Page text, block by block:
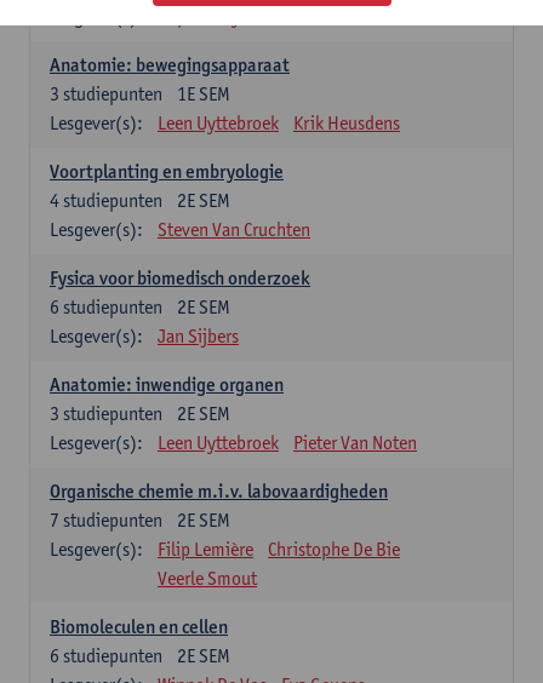
Anatomie: bewegingsapparaat
1E SEM
3 studiepunten
Lesgever(s):
Leen Uyttebroek Krik Heusdens
Voortplanting en embryologie
2E SEM
4studiepunten
Lesgever(s):
Steven Van Cruchten
Fysica voor biomedisch onderzoek
2E SEM
6 studiepunten
Lesgever(s):
Jan Sijbers
Anatomie: inwendige organen
2E SEM
3 studiepunten
Lesgever(s):
Leen Uyttebroek Pieter Van Noten
Organische chemie m.i.v. labovaardigheden
2E SEM
7 studiepunten
Lesgever(s):
Filip Lemière
Christophe De Bie
Veerle Smout
Biomoleculen en cellen
2E SEM
6 studiepunten